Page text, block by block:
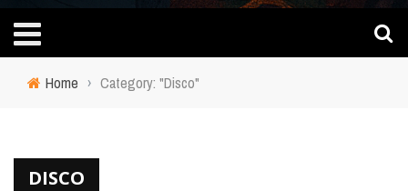
Home › Category: "Disco"
DISCO